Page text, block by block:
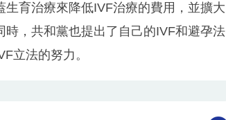
育治療來降低IVF治療的費用，並擴大
，共和黨也提出了自己的IVF和避孕法
立法的努力。